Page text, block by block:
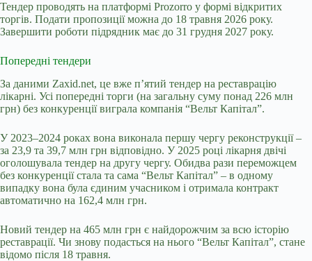
Тендер проводять на платформі Prozorro у формі відкритих
торгів. Подати пропозиції можна до 18 травня 2026 року.
Завершити роботи підрядник має до 31 грудня 2027 року.
Попередні тендери
За даними Zaxid.net, це вже п’ятий тендер на реставрацію
лікарні. Усі попередні торги (на загальну суму понад 226 млн
грн) без конкуренції виграла компанія “Вельт Капітал”.
У 2023–2024 роках вона виконала першу чергу реконструкції –
за 23,9 та 39,7 млн грн відповідно. У 2025 році лікарня двічі
оголошувала тендер на другу чергу. Обидва рази переможцем
без конкуренції стала та сама “Вельт Капітал” – в одному
випадку вона була єдиним учасником і отримала контракт
автоматично на 162,4 млн грн.
Новий тендер на 465 млн грн є найдорожчим за всю історію
реставрації. Чи знову подасться на нього “Вельт Капітал”, стане
відомо після 18 травня.